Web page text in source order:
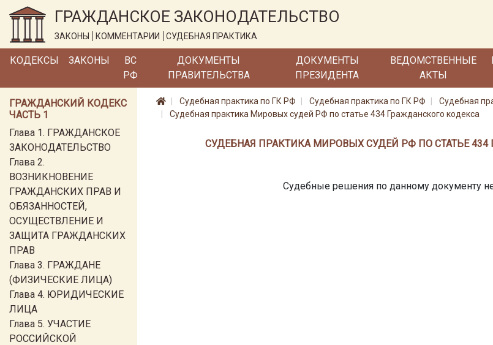
ГРАЖДАНСКОЕ ЗАКОНОДАТЕЛЬСТВО
ЗАКОНЫ КОММЕНТАРИИ СУДЕБНАЯ ПРАКТИКА
КОДЕКСЫ ЗАКОНЫ
ВС
РФ
ДОКУМЕНТЫ
ПРАВИТЕЛЬСТВА
ДОКУМЕНТЫ
ПРЕЗИДЕНТА
ВЕДОМСТВЕННЫЕ
АКТЫ
ГРАЖДАНСКИЙ КОДЕКС
ЧАСТЬ 1
Глава 1. ГРАЖДАНСКОЕ
ЗАКОНОДАТЕЛЬСТВО
Глава 2.
ВОЗНИКНОВЕНИЕ
ГРАЖДАНСКИХ ПРАВ И
ОБЯЗАННОСТЕЙ,
ОСУЩЕСТВЛЕНИЕ И
ЗАЩИТА ГРАЖДАНСКИХ
ПРАВ
Глава 3. ГРАЖДАНЕ
(ФИЗИЧЕСКИЕ ЛИЦА)
Глава 4. ЮРИДИЧЕСКИЕ
ЛИЦА
Глава 5. УЧАСТИЕ
РОССИЙСКОЙ
Судебная практика по ГК РФ Судебная практика по ГК РФ
Судебная
Судебная практика Мировых судей РФ по статье 434 Гражданского кодекса
СУДЕБНАЯ ПРАКТИКА МИРОВЫХ СУДЕЙ РФ ПО СТАТЬЕ
Судебные решения по данному документу